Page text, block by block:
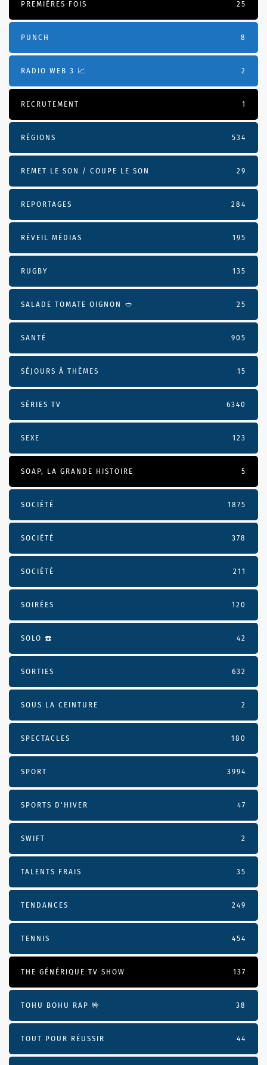
PREMIÈRES FOIS 25
PUNCH 8
RADIO WEB 3 📈 2
RECRUTEMENT 1
RÉGIONS 534
REMET LE SON / COUPE LE SON 29
REPORTAGES 284
RÉVEIL MÉDIAS 195
RUGBY 135
SALADE TOMATE OIGNON 🥙 25
SANTÉ 905
SÉJOURS À THÈMES 15
SÉRIES TV 6340
SEXE 123
SOAP, LA GRANDE HISTOIRE 5
SOCIÉTÉ 1875
SOCIÉTÉ 378
SOCIÉTÉ 211
SOIRÉES 120
SOLO ☎️ 42
SORTIES 632
SOUS LA CEINTURE 2
SPECTACLES 180
SPORT 3994
SPORTS D'HIVER 47
SWIFT 2
TALENTS FRAIS 35
TENDANCES 249
TENNIS 454
THE GÉNÉRIQUE TV SHOW 137
TOHU BOHU RAP 🤟 38
TOUT POUR RÉUSSIR 44